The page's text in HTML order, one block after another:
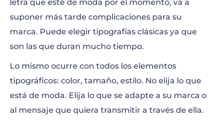
letra que esté de moda por el momento, va a
suponer más tarde complicaciones para su
marca. Puede elegir tipografías clásicas ya que
son las que duran mucho tiempo.
Lo mismo ocurre con todos los elementos
tipográficos: color, tamaño, estilo. No elija lo que
está de moda. Elija lo que se adapte a su marca o
al mensaje que quiera transmitir a través de ella.